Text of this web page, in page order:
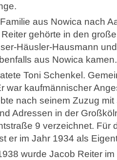
aus Nowica nach
gehörte in den
Häusler-Hausmann
aus Nowica kamen.
Toni Schenkel.
war kaufmännischer
nach seinem Zuzug
Adressen in der
9 verzeichnet. Für
er im Jahr 1934 als
wurde Jacob Reiter